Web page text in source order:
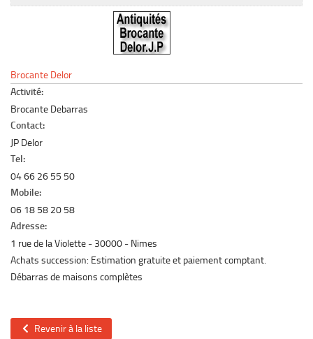
Le marché du mobilier d’occasion
Brocante Delor
Activité:
Brocante Debarras
Contact:
JP Delor
Tel:
04 66 26 55 50
Mobile:
06 18 58 20 58
Adresse:
1 rue de la Violette 30000
Nimes
Achats succession: Estimation gratuite et paiement comptant.
Débarras de maisons complètes
Revenir à la liste